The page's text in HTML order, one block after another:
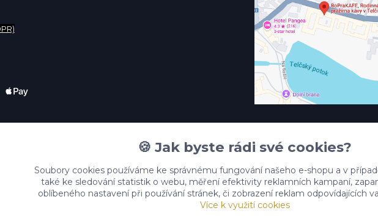
🍪 Jak byste rádi své cookies?
Soubory cookies používáme ke správnému fungování našeho e-shopu a v
také ke sledování statistik o webu, měření efektivity reklamních kampaní,
oblíbeného nastavení při používání stránek, či zobrazení reklam odpovídajících
Více k využití cookies